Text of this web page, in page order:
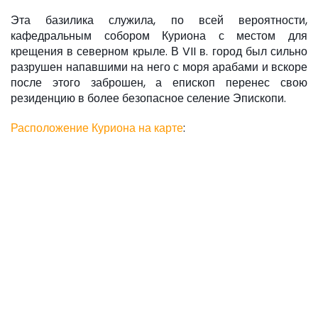
Эта базилика служила, по всей вероятности,
кафедральным собором Куриона с местом для
крещения в северном крыле. В VII в. город был сильно
разрушен напавшими на него с моря арабами и вскоре
после этого заброшен, а епископ перенес свою
резиденцию в более безопасное селение Эпископи.
Расположение Куриона на карте: